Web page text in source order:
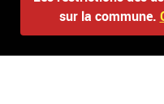
sur la commune.